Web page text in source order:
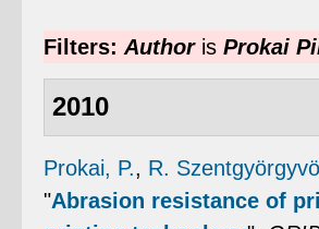
Filters: Authoris Prokai
2010
Prokai, P., R.
"Abrasion resistance of